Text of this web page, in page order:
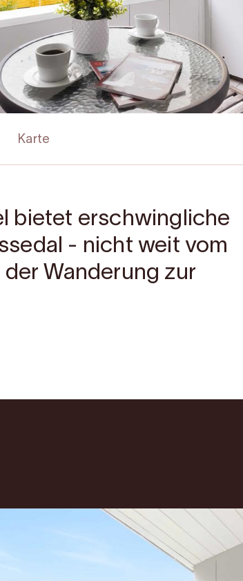
Karte
bietet erschwingliche
- nicht weit vom
Wanderung zur